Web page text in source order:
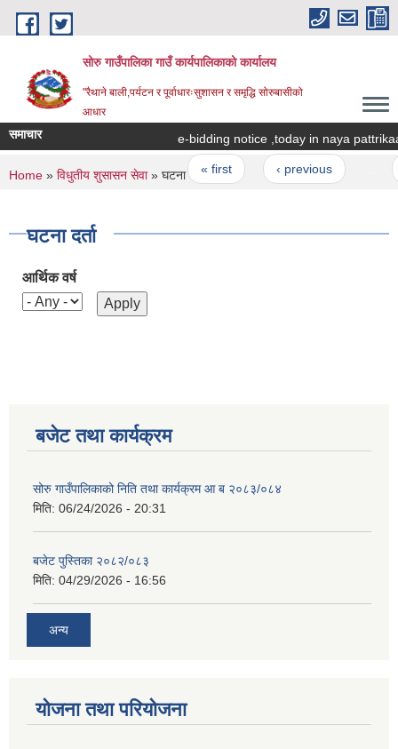
Skip to main content
सोरु गाउँपालिका गाउँ कार्यपालिकाको कार्यालय
"रैथाने बाली,पर्यटन र पूर्वाधारःसुशासन र समृद्धि सोरुबासीको
आधार
समाचार e-bidding notice ,today in naya pattrikaa
Pages
« first ‹ previous
You are here
Home » विधुतीय शुसासन सेवा» घटना दर्ता
घटना दर्ता
आर्थिक वर्ष
बजेट तथा कार्यक्रम
सोरु गाउँपालिकाको निति तथा कार्यक्रम आ ब २०८३/०८४
मिति: 06/24/2026 - 20:31
बजेट पुस्तिका २०८२/०८३
मिति: 04/29/2026 - 16:56
अन्य
योजना तथा परियोजना